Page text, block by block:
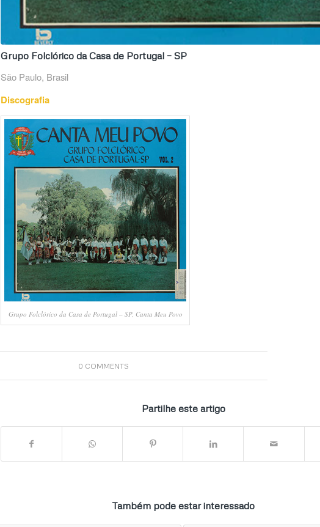
Grupo Folclórico da Casa de Portugal – SP
São Paulo, Brasil
Discografia
Grupo Folclórico da Casa de Portugal – SP, Canta Meu Povo
0 COMMENTS
Partilhe este artigo
Também pode estar interessado